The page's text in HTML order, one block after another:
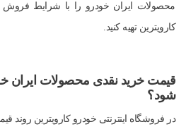
محصولات ایران خودرو را با شرایط
کارویترین تهیه کنید.
قیمت خرید نقدی محصولات ایران
شود؟
در فروشگاه اینترنتی خودرو کارویترین روند